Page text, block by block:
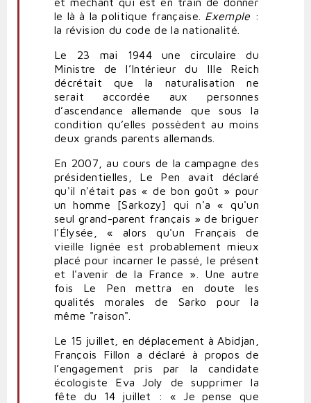
le là à la politique française. Exemple :
la révision du code de la nationalité.
Le 23 mai 1944 une circulaire du
Ministre de l’Intérieur du IIIe Reich
décrétait que la naturalisation ne
serait accordée aux personnes
d’ascendance allemande que sous la
condition qu’elles possèdent au moins
deux grands parents allemands.
En 2007, au cours de la campagne des
présidentielles, Le Pen avait déclaré
qu'il n'était pas « de bon goût » pour
un homme [Sarkozy] qui n'a « qu'un
seul grand-parent français » de briguer
l'Élysée, « alors qu'un Français de
vieille lignée est probablement mieux
placé pour incarner le passé, le présent
et l'avenir de la France ». Une autre
fois Le Pen mettra en doute les
qualités morales de Sarko pour la
même "raison".
Le 15 juillet, en déplacement à Abidjan,
François Fillon a déclaré à propos de
l’engagement pris par la candidate
écologiste Eva Joly de supprimer la
fête du 14 juillet : « Je pense que